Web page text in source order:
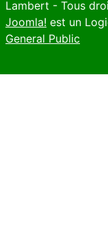
Lambert - Tous
Joomla! est un
General Public